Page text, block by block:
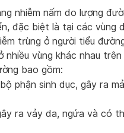
nhiễm nấm do lượng
đặc biệt là tại các vùng
trùng ở người tiểu
nhiều vùng khác nhau
bao gồm:
phận sinh dục, gây ra
ra vảy da, ngứa và có